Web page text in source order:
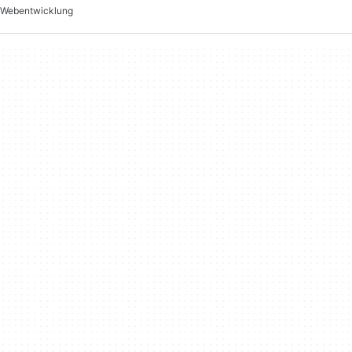
Webentwicklung